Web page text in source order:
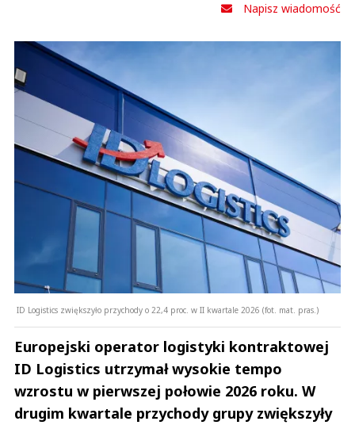
Napisz wiadomość
ID Logistics zwiększyło przychody o 22,4 proc. w II kwartale 2026 (fot. mat. pras.)
Europejski operator logistyki kontraktowej
ID Logistics utrzymał wysokie tempo
wzrostu w pierwszej połowie 2026 roku. W
drugim kwartale przychody grupy zwiększyły